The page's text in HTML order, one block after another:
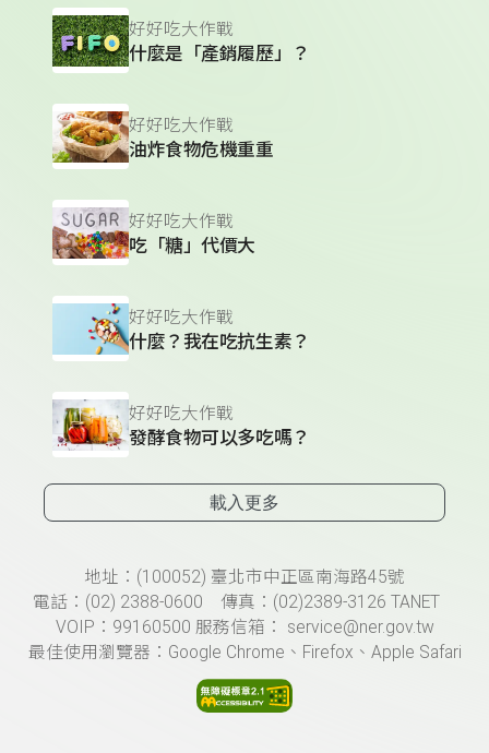
好好吃大作戰
什麼是「產銷履歷」？
好好吃大作戰
油炸食物危機重重
好好吃大作戰
吃「糖」代價大
好好吃大作戰
什麼？我在吃抗生素？
好好吃大作戰
發酵食物可以多吃嗎？
載入更多
頁尾資訊地址：(100052) 臺北市中正區南海路45號
電話：(02) 2388-0600 傳真：(02)2389-3126 TANET
VOIP：99160500 服務信箱： service@ner.gov.tw
最佳使用瀏覽器：Google Chrome、Firefox、Apple Safari